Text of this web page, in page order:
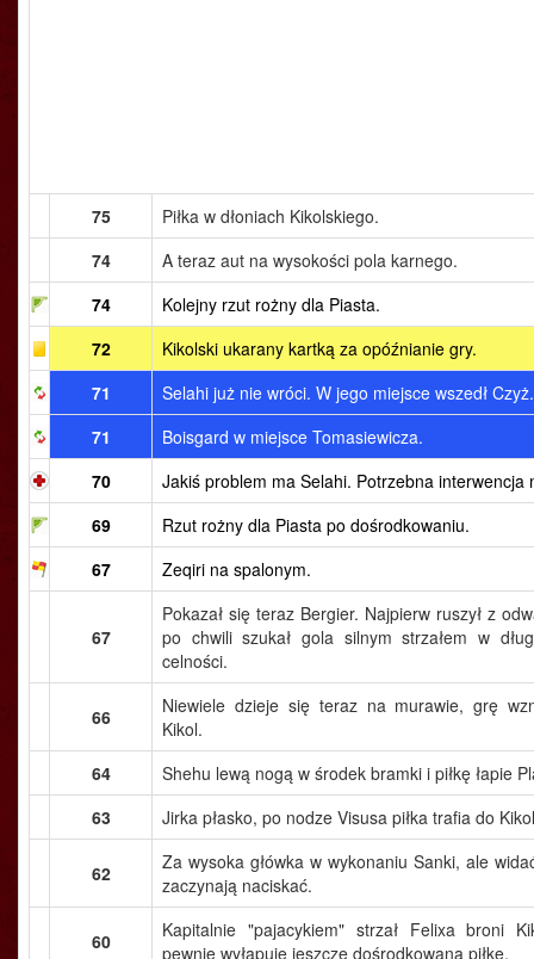
75
Piłka w dłoniach Kikolskiego.
74
A teraz aut na wysokości pola karnego.
74
Kolejny rzut rożny dla Piasta.
72
Kikolski ukarany kartką za opóźnianie gry.
71
Selahi już nie wróci. W jego miejsce wszedł Czyż.
71
Boisgard w miejsce Tomasiewicza.
70
Jakiś problem ma Selahi. Potrzebna interwencja
69
Rzut rożny dla Piasta po dośrodkowaniu.
67
Zeqiri na spalonym.
67
Pokazał się teraz Bergier. Najpierw ruszył z
po chwili szukał gola silnym strzałem w
celności.
66
Niewiele dzieje się teraz na murawie, grę
Kikol.
64
Shehu lewą nogą w środek bramki i piłkę łapie
63
Jirka płasko, po nodze Visusa piłka trafia do
62
Za wysoka główka w wykonaniu Sanki, ale
zaczynają naciskać.
60
Kapitalnie "pajacykiem" strzał Felixa broni
pewnie wyłapuje jeszcze dośrodkowaną piłkę.